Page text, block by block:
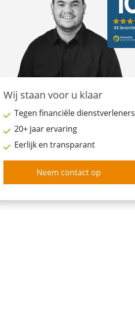
Wij staan voor u klaar
Tegen financiële dienstverleners
20+ jaar ervaring
Eerlijk en transparant
Neem contact op